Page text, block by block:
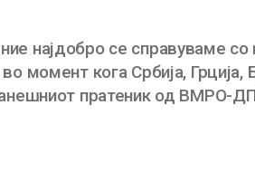
најдобро се справуваме со
кога Србија, Грција,
пратеник од ВМРО-